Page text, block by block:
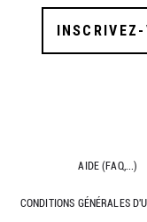
AIDE (FAQ,...)
CONDITIONS GÉNÉRALES